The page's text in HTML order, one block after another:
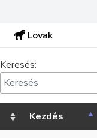
Lovak
Keresés:
Kezdés